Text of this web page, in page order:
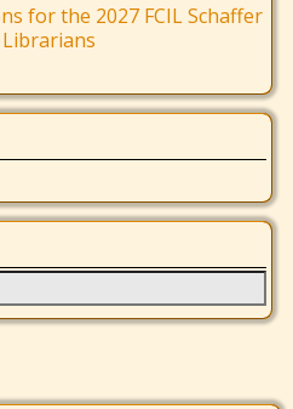
for the 2027 FCIL Schaffer